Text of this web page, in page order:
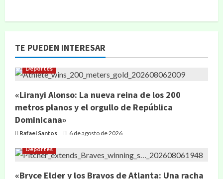
TE PUEDEN INTERESAR
Deportes
«Liranyi Alonso: La nueva reina de los 200
metros planos y el orgullo de República
Dominicana»
Rafael Santos 6 de agosto de 2026
Deportes
«Bryce Elder y los Bravos de Atlanta: Una racha